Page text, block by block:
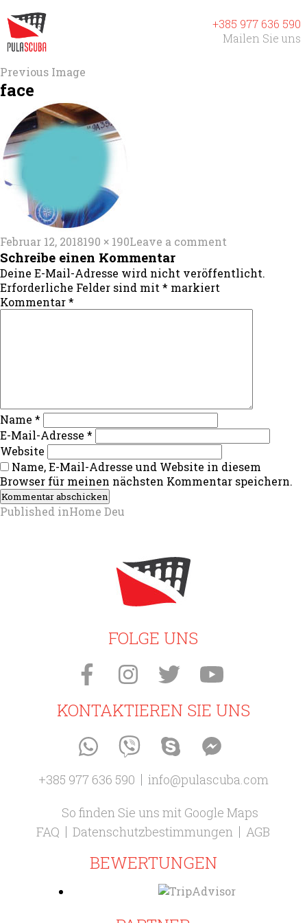
+385 977 636 590
Mailen Sie uns
Previous Image
face
Posted
on
Februar 12, 2018Full
size
190 × 190Leave a comment
Schreibe einen Kommentar
Deine E-Mail-Adresse wird nicht veröffentlicht.
Erforderliche Felder sind mit * markiert
Kommentar*
Name *
E-Mail-Adresse *
Website
Name, E-Mail-Adresse und Website in diesem
Browser für meinen nächsten Kommentar speichern.
Beitragsnavigation
Published inHome Deu
FOLGE UNS
KONTAKTIEREN SIE UNS
+385 977 636 590
info@pulascuba.com
So finden Sie uns mit Google Maps
FAQ
Datenschutzbestimmungen AGB
BEWERTUNGEN